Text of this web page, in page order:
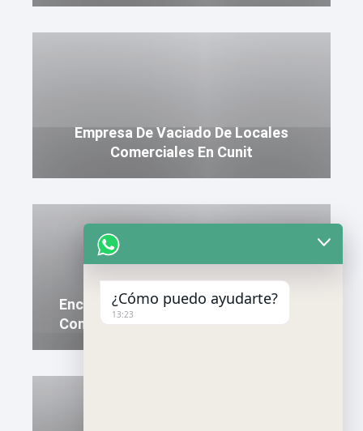
Empresa De Vaciado De Locales
Comerciales En Cunit
Encuentra Una Empresa De Mudanza
Con Buenas Referencias En Riudoms
¿Cómo puedo ayudarte?
13:23